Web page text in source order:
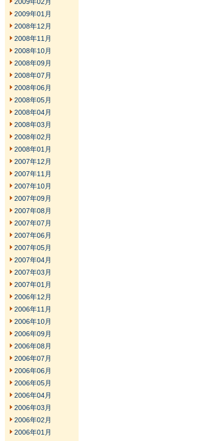
2009年01月
2008年12月
2008年11月
2008年10月
2008年09月
2008年07月
2008年06月
2008年05月
2008年04月
2008年03月
2008年02月
2008年01月
2007年12月
2007年11月
2007年10月
2007年09月
2007年08月
2007年07月
2007年06月
2007年05月
2007年04月
2007年03月
2007年01月
2006年12月
2006年11月
2006年10月
2006年09月
2006年08月
2006年07月
2006年06月
2006年05月
2006年04月
2006年03月
2006年02月
2006年01月